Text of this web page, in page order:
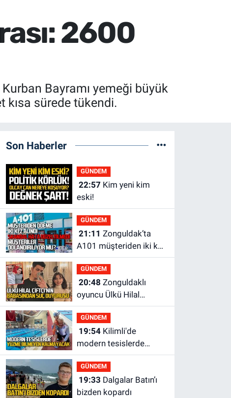
2600
Bayramı yemeği büyük
kısa sürede tükendi.
Son Haberler
GÜNDEM
22:57
eski!
GÜNDEM
21:11
A101 müşteriden iki kez
tahsilat yaptı geri
ödemiyor!
GÜNDEM
20:48
oyuncu Ülkü Hilal
Çiftçi'nin babasından
suç duyurusu
GÜNDEM
19:54Kilimli'de
modern tesislerde
yüzme bilmeyen genç
kalmayacak
GÜNDEM
19:33
bizden kopardı